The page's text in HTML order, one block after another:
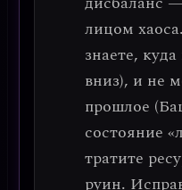
лицом хаоса
знаете,
вниз), и не
прошлое
состояние
тратите
руин.